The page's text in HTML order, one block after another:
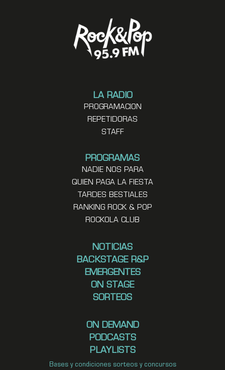
LA RADIO
PROGRAMACION
REPETIDORAS
STAFF
PROGRAMAS
NADIE NOS PARA
QUIEN PAGA LA FIESTA
TARDES BESTIALES
RANKING ROCK & POP
ROCKOLA CLUB
NOTICIAS
BACKSTAGE R&P
EMERGENTES
ON STAGE
SORTEOS
ON DEMAND
PODCASTS
PLAYLISTS
Bases y condiciones sorteos y concursos